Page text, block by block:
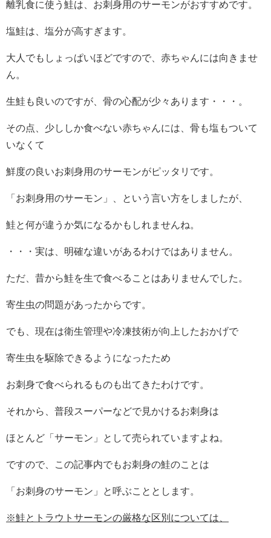
離乳食に使う鮭は、お刺身用のサーモンがおすすめです。
塩鮭は、塩分が高すぎます。
大人でもしょっぱいほどですので、赤ちゃんには向きませ
ん。
生鮭も良いのですが、骨の心配が少々あります・・・。
その点、少ししか食べない赤ちゃんには、骨も塩もついて
いなくて
鮮度の良いお刺身用のサーモンがピッタリです。
「お刺身用のサーモン」、という言い方をしましたが、
鮭と何が違うか気になるかもしれませんね。
・・・実は、明確な違いがあるわけではありません。
ただ、昔から鮭を生で食べることはありませんでした。
寄生虫の問題があったからです。
でも、現在は衛生管理や冷凍技術が向上したおかげで
寄生虫を駆除できるようになったため
お刺身で食べられるものも出てきたわけです。
それから、普段スーパーなどで見かけるお刺身は
ほとんど「サーモン」として売られていますよね。
ですので、この記事内でもお刺身の鮭のことは
「お刺身のサーモン」と呼ぶこととします。
※鮭とトラウトサーモンの厳格な区別については、